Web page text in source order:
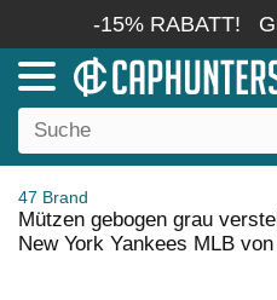
-15% RABATT!
47 Brand
Mützen gebogen grau
New York Yankees MLB